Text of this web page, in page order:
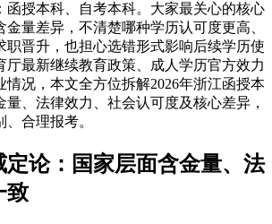
函授本科、自考本科。大家最关心的核心
量差异，不清楚哪种学历认可度更高、
职晋升，也担心选错形式影响后续学历使
厅最新继续教育政策、成人学历官方效力
情况，本文全方位拆解2026年浙江函授本
、法律效力、社会认可度及核心差异，
合理报考。
定论：国家层面含金量、法
致